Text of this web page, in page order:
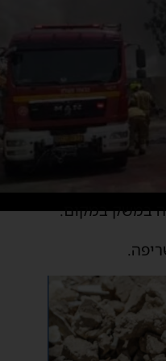
במשק במקום.